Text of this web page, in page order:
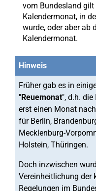
vom Bundesland
Kalendermonat, in
wurde, oder aber ab
Kalendermonat.
Hinweis
Früher gab es in
"Reuemonat", d.h.
erst einen Monat
für Berlin,
Mecklenburg-
Holstein, Thüringen.
Doch inzwischen
Vereinheitlichung der
Regelungen im